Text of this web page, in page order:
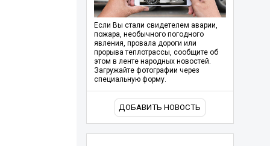
Если Вы стали свидетелем аварии,
пожара, необычного погодного
явления, провала дороги или
прорыва теплотрассы, сообщите об
этом в ленте народных новостей.
Загружайте фотографии через
специальную форму.
ДОБАВИТЬ НОВОСТЬ